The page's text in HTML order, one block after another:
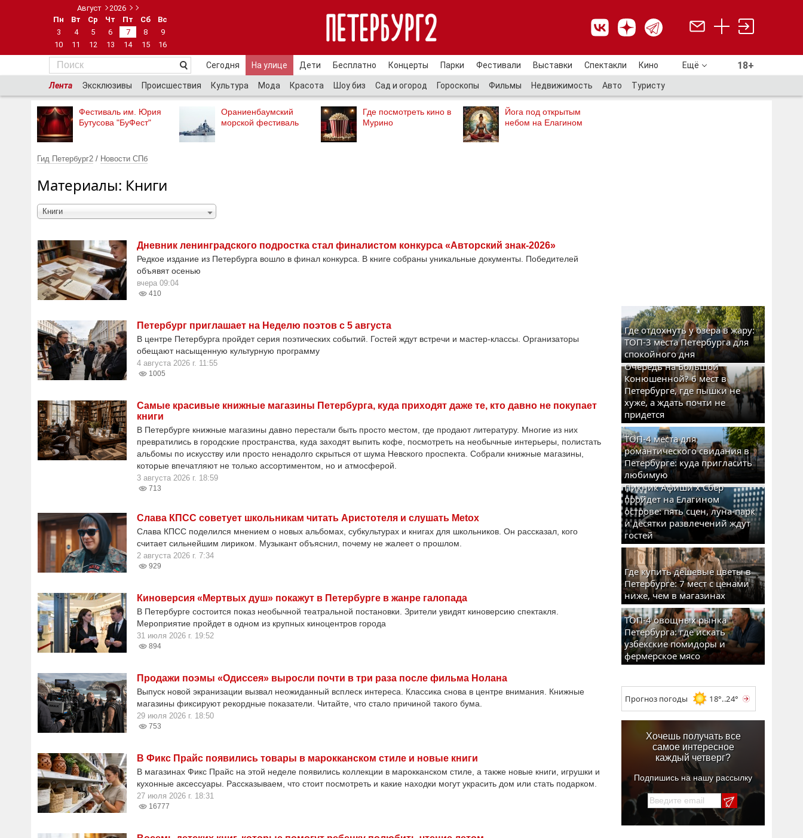
Август
2026
Пн
Вт Ср Чт Пт Сб
Вс
3
4 5 6 7 8
9
10
11 12 13 14 15 16
Сегодня На улице Дети Бесплатно Концерты Парки Фестивали Выставки Спектакли Кино Ещё 18+
Лента Эксклюзивы Происшествия Культура Мода Красота Шоу биз Сад и огород Гороскопы Фильмы Недвижимость Авто Туристу
Фестиваль им. Юрия
Бутусова "БуФест"
Ораниенбаумский
морской фестиваль
Где посмотреть кино в
Мурино
Йога под открытым
небом на Елагином
Гид Петербург2 / Новости СПб
Материалы: Книги
Книги
Дневник ленинградского подростка стал финалистом конкурса «Авторский знак-2026»
Редкое издание из Петербурга вошло в финал конкурса. В книге собраны уникальные документы. Победителей
объявят осенью
вчера 09:04
410
Петербург приглашает на Неделю поэтов с 5 августа
В центре Петербурга пройдет серия поэтических событий. Гостей ждут встречи и мастер-классы. Организаторы
обещают насыщенную культурную программу
4 августа 2026 г. 11:55
1005
Самые красивые книжные магазины Петербурга, куда приходят даже те, кто давно не покупает
книги
В Петербурге книжные магазины давно перестали быть просто местом, где продают литературу. Многие из них
превратились в городские пространства, куда заходят выпить кофе, посмотреть на необычные интерьеры, полистать
альбомы по искусству или просто ненадолго скрыться от шума Невского проспекта. Собрали книжные магазины,
которые впечатляют не только ассортиментом, но и атмосферой.
3 августа 2026 г. 18:59
713
Слава КПСС советует школьникам читать Аристотеля и слушать Metox
Слава КПСС поделился мнением о новых альбомах, субкультурах и книгах для школьников. Он рассказал, кого
считает сильнейшим лириком. Музыкант объяснил, почему не жалеет о прошлом.
2 августа 2026 г. 7:34
929
Киноверсия «Мертвых душ» покажут в Петербурге в жанре галопада
В Петербурге состоится показ необычной театральной постановки. Зрители увидят киноверсию спектакля.
Мероприятие пройдет в одном из крупных киноцентров города
31 июля 2026 г. 19:52
894
Продажи поэмы «Одиссея» выросли почти в три раза после фильма Нолана
Выпуск новой экранизации вызвал неожиданный всплеск интереса. Классика снова в центре внимания. Книжные
магазины фиксируют рекордные показатели. Читайте, что стало причиной такого бума.
29 июля 2026 г. 18:50
753
В Фикс Прайс появились товары в марокканском стиле и новые книги
В магазинах Фикс Прайс на этой неделе появились коллекции в марокканском стиле, а также новые книги, игрушки и
кухонные аксессуары. Рассказываем, что стоит посмотреть и какие находки могут украсить дом или стать подарком.
27 июля 2026 г. 18:31
16777
Где отдохнуть у озера в жару:
ТОП-3 места Петербурга для
спокойного дня
Очередь на Большой
Конюшенной? 6 мест в
Петербурге, где пышки не
хуже, а ждать почти не
придется
ТОП-4 места для
романтического свидания в
Петербурге: куда пригласить
любимую
Пикник Афиши x Сбер
пройдет на Елагином
острове: пять сцен, луна-парк
и десятки развлечений ждут
гостей
Где купить дешевые цветы в
Петербурге: 7 мест с ценами
ниже, чем в магазинах
ТОП-4 овощных рынка
Петербурга: где искать
узбекские помидоры и
фермерское мясо
Прогноз погоды 18°..24°
Хочешь получать все
самое интересное
каждый четверг?
Подпишись на нашу рассылку